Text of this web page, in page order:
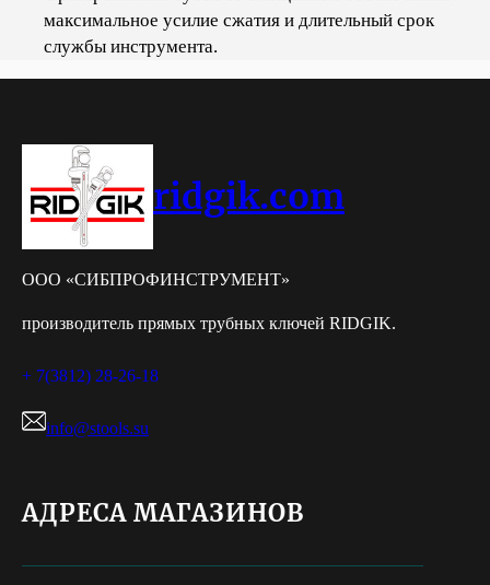
максимальное усилие сжатия и длительный срок
службы инструмента.
ridgik.com
ООО «СИБПРОФИНСТРУМЕНТ»
производитель прямых трубных ключей RIDGIK.
+ 7(3812) 28-26-18
info@stools.su
АДРЕСА МАГАЗИНОВ